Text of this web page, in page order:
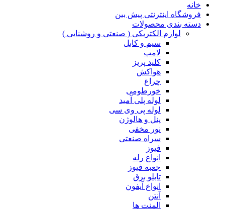
خانه
فروشگاه اینترنتی پیش بین
دسته بندی محصولات
لوازم الکتریکی ( صنعتی و روشنایی )
سیم و کابل
لامپ
کلید پریز
هواکش
چراغ
خورطومی
لوله پلی آمید
لوله پی وی سی
پنل و هالوژن
نور مخفی
سراه صنعتی
فیوز
انواع رله
جعبه فیوز
تابلو برق
انواع آیفون
آنتن
المنت ها